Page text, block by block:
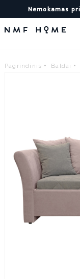
Nemokamas
Pagrindinis Baldai